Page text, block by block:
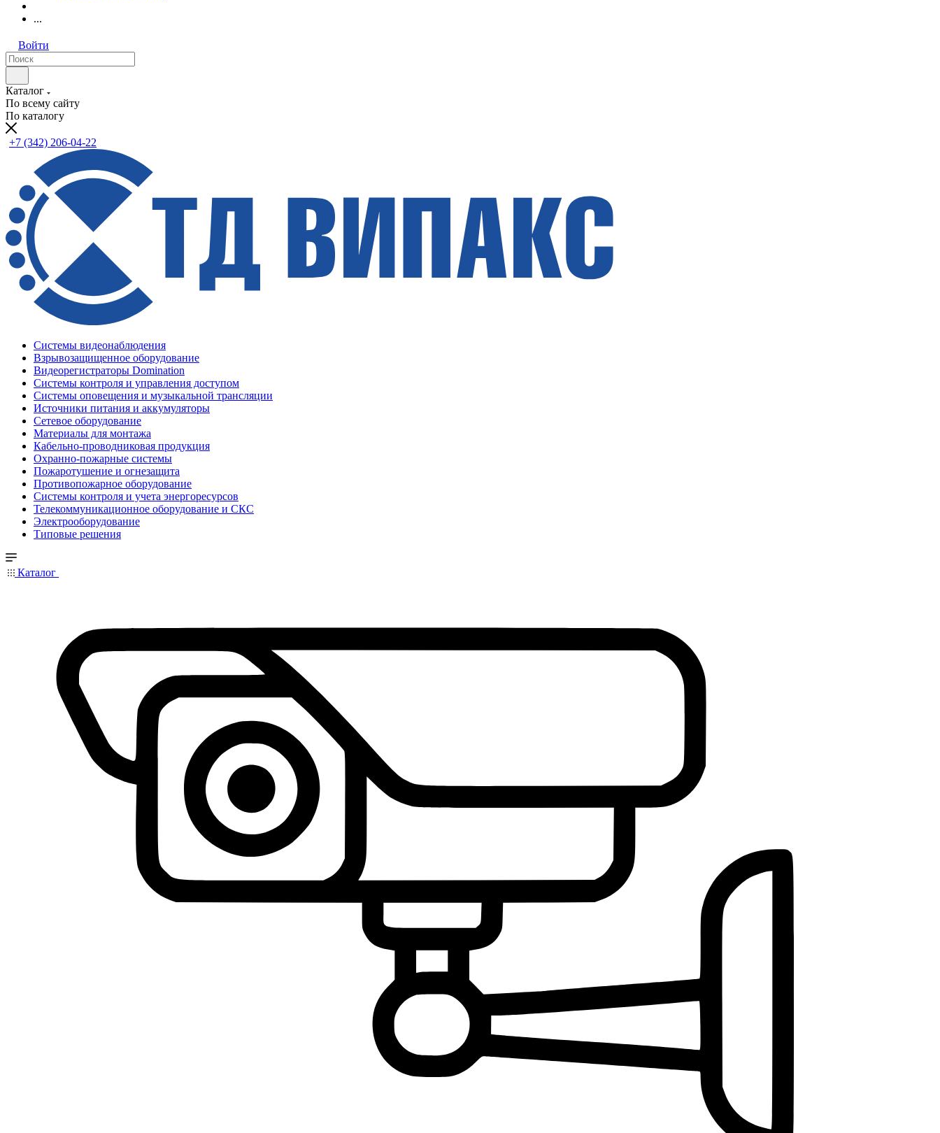
...
Войти
Каталог
По всему сайту
По каталогу
+7 (342) 206-04-22
Системы видеонаблюдения
Взрывозащищенное оборудование
Видеорегистраторы Domination
Системы контроля и управления доступом
Системы оповещения и музыкальной трансляции
Источники питания и аккумуляторы
Сетевое оборудование
Материалы для монтажа
Кабельно-проводниковая продукция
Охранно-пожарные системы
Пожаротушение и огнезащита
Противопожарное оборудование
Системы контроля и учета энергоресурсов
Телекоммуникационное оборудование и СКС
Электрооборудование
Типовые решения
Каталог